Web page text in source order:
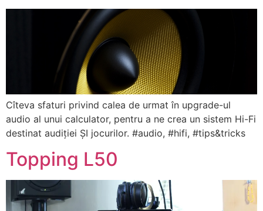
Cîteva sfaturi privind calea de urmat în upgrade-ul
audio al unui calculator, pentru a ne crea un sistem Hi-Fi
destinat audiției ȘI jocurilor. #audio, #hifi, #tips&tricks
Topping L50